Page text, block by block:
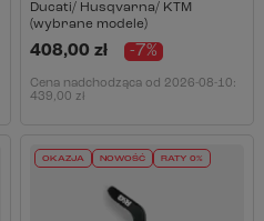
Ducati/ Husqvarna/ KTM
(wybrane modele)
408,00 zł -7%
Cena nadchodząca od 2026-08-10:
439,00 zł
OKAZJA NOWOŚĆ RATY 0%